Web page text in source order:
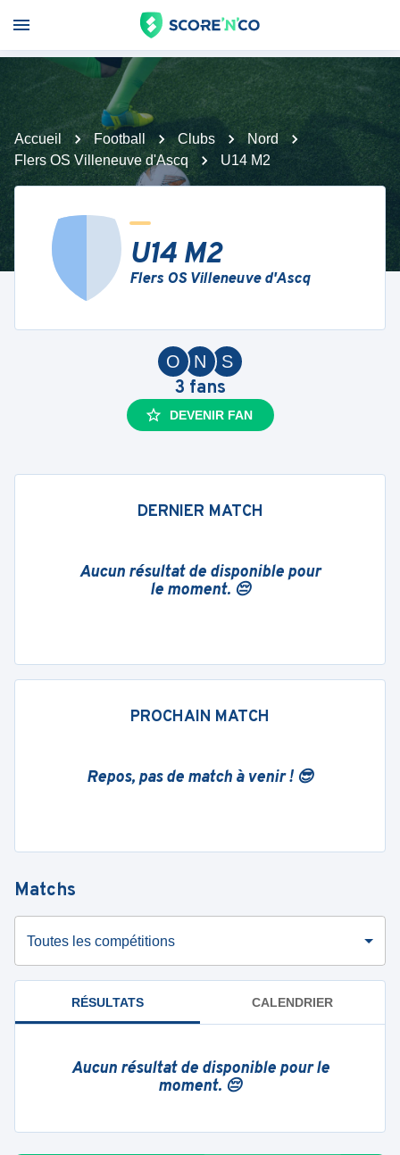
Accueil Football Clubs
Nord
Flers OS Villeneuve d'Ascq
U14 M2
U14 M2
Flers OS Villeneuve d'Ascq
S
N
O
3 fans
DEVENIR FAN
DERNIER MATCH
Aucun résultat de disponible pour
le moment. 😔
PROCHAIN MATCH
Repos, pas de match à venir ! 😎
Matchs
Toutes les compétitions
RÉSULTATS CALENDRIER
Aucun résultat de disponible pour le
moment. 😔